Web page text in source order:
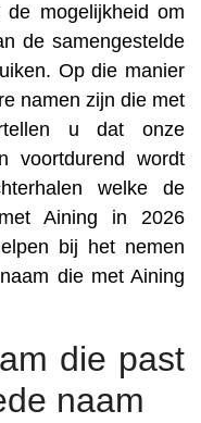
mogelijkheid om
de samengestelde
Op die manier
namen zijn die met
u dat onze
voortdurend wordt
welke de
Aining in 2026
bij het nemen
die met Aining
die past
naam